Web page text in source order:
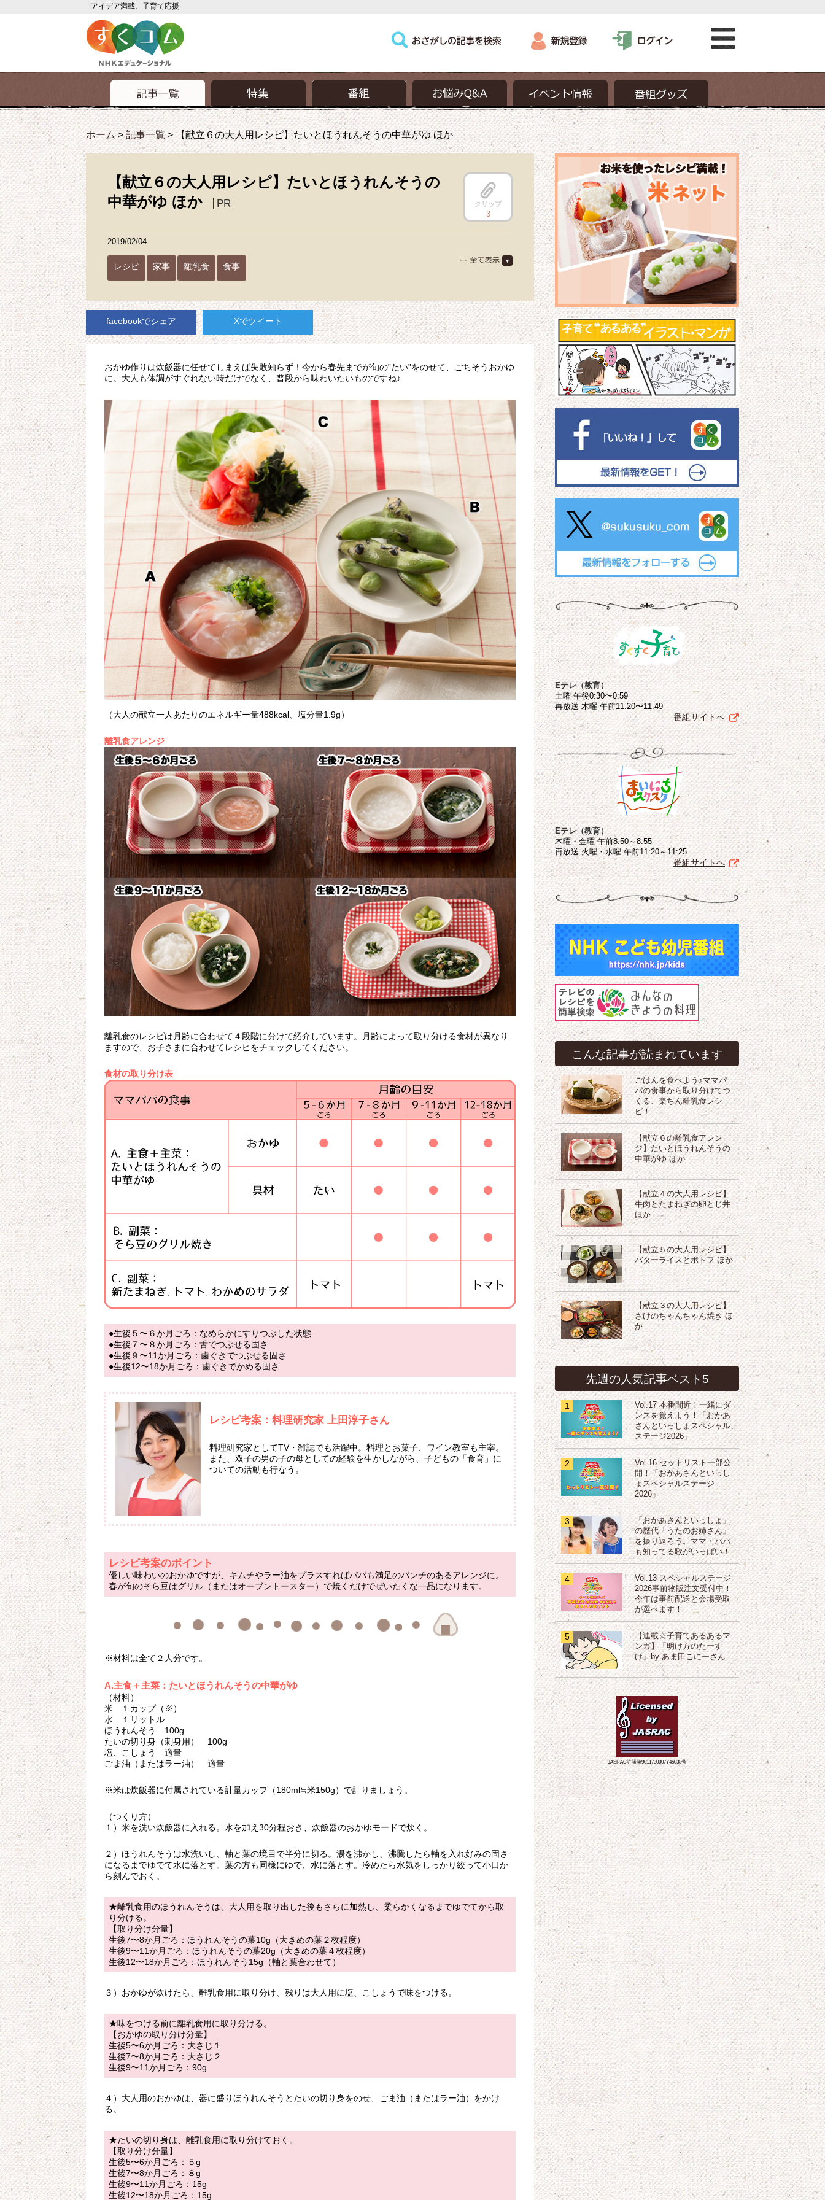
アイデア満載、子育て応援
ホーム>記事一覧>【献立６の大人用レシピ】たいとほうれんそうの中華がゆ ほか
【献立６の大人用レシピ】たいとほうれんそうの
中華がゆ ほか
PR クリップ
3
2019/02/04
レシピ 家事 離乳食 食事
facebookでシェア Xでツイート
おかゆ作りは炊飯器に任せてしまえば失敗知らず！今から春先までが旬の”たい”をのせて、ごちそうおかゆ
に。大人も体調がすぐれない時だけでなく、普段から味わいたいものですね♪
（大人の献立一人あたりのエネルギー量488kcal、塩分量1.9g）
離乳食アレンジ
離乳食のレシピは月齢に合わせて４段階に分けて紹介しています。月齢によって取り分ける食材が異なり
ますので、お子さまに合わせてレシピをチェックしてください。
食材の取り分け表
●生後５〜６か月ごろ：なめらかにすりつぶした状態
●生後７〜８か月ごろ：舌でつぶせる固さ
●生後９〜11か月ごろ：歯ぐきでつぶせる固さ
●生後12〜18か月ごろ：歯ぐきでかめる固さ
レシピ考案：料理研究家 上田淳子さん
料理研究家としてTV・雑誌でも活躍中。料理とお菓子、ワイン教室も主宰。
また、双子の男の子の母としての経験を生かしながら、子どもの「食育」に
ついての活動も行なう。
レシピ考案のポイント
優しい味わいのおかゆですが、キムチやラー油をプラスすればパパも満足のパンチのあるアレンジに。
春が旬のそら豆はグリル（またはオーブントースター）で焼くだけでぜいたくな一品になります。
※材料は全て２人分です。
A.主食＋主菜：たいとほうれんそうの中華がゆ
（材料）
米 １カップ（※）
水 １リットル
ほうれんそう 100g
たいの切り身（刺身用） 100g
塩、こしょう 適量
ごま油（またはラー油） 適量
※米は炊飯器に付属されている計量カップ（180ml≒米150g）で計りましょう。
（つくり方）
１）米を洗い炊飯器に入れる。水を加え30分程おき、炊飯器のおかゆモードで炊く。
２）ほうれんそうは水洗いし、軸と葉の境目で半分に切る。湯を沸かし、沸騰したら軸を入れ好みの固さ
になるまでゆでて水に落とす。葉の方も同様にゆで、水に落とす。冷めたら水気をしっかり絞って小口か
ら刻んでおく。
★離乳食用のほうれんそうは、大人用を取り出した後もさらに加熱し、柔らかくなるまでゆでてから取
り分ける。
【取り分け分量】
生後7〜8か月ごろ：ほうれんそうの葉10g（大きめの葉２枚程度）
生後9〜11か月ごろ：ほうれんそうの葉20g（大きめの葉４枚程度）
生後12〜18か月ごろ：ほうれんそう15g（軸と葉合わせて）
３）おかゆが炊けたら、離乳食用に取り分け、残りは大人用に塩、こしょうで味をつける。
★味をつける前に離乳食用に取り分ける。
【おかゆの取り分け分量】
生後5〜6か月ごろ：大さじ１
生後7〜8か月ごろ：大さじ２
生後9〜11か月ごろ：90g
４）大人用のおかゆは、器に盛りほうれんそうとたいの切り身をのせ、ごま油（またはラー油）をかけ
る。
★たいの切り身は、離乳食用に取り分けておく。
【取り分け分量】
生後5〜6か月ごろ：５g
生後7〜8か月ごろ：８g
生後9〜11か月ごろ：15g
生後12〜18か月ごろ：15g
Eテレ（教育）
土曜 午後0:30〜0:59
再放送 木曜 午前11:20〜11:49
番組サイトへ
Eテレ（教育）
木曜・金曜 午前8:50～8:55
再放送 火曜・水曜 午前11:20～11:25
番組サイトへ
こんな記事が読まれています
ごはんを食べよう♪ママパ
パの食事から取り分けてつ
くる、楽ちん離乳食レシ
ピ！
【献立６の離乳食アレン
ジ】たいとほうれんそうの
中華がゆ ほか
【献立４の大人用レシピ】
牛肉とたまねぎの卵とじ丼
ほか
【献立５の大人用レシピ】
バターライスとポトフ ほか
【献立３の大人用レシピ】
さけのちゃんちゃん焼き ほ
か
先週の人気記事ベスト5
1
Vol.17 本番間近！一緒にダ
ンスを覚えよう！「おかあ
さんといっしょスペシャル
ステージ2026」
2
Vol.16 セットリスト一部公
開！「おかあさんといっし
ょスペシャルステージ
2026」
3
「おかあさんといっしょ」
の歴代「うたのお姉さん」
を振り返ろう。ママ・パパ
も知ってる歌がいっぱい！
4
Vol.13 スペシャルステージ
2026事前物販注文受付中！
今年は事前配送と会場受取
が選べます！
5
【連載☆子育てあるあるマ
ンガ】「明け方のたーす
け」by あま田こにーさん
JASRAC許諾第9011730007Y45038号